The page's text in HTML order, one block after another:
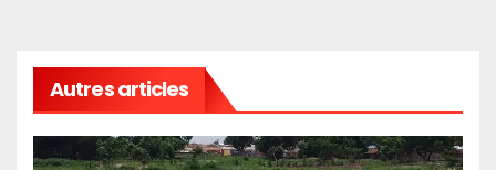
Autres articles